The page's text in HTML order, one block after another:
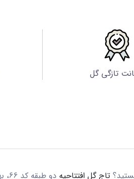
تازگی گل
تاج گل افتتاحیه دو طبقه کد 66
،